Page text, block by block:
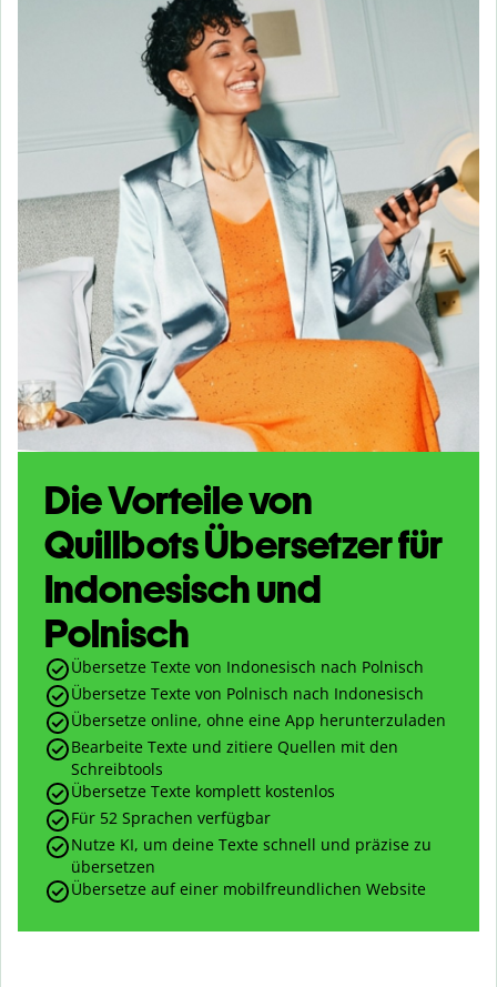
Die Vorteile von
Quillbots Übersetzer für
Indonesisch und
Polnisch
Übersetze Texte von Indonesisch nach Polnisch
Übersetze Texte von Polnisch nach Indonesisch
Übersetze online, ohne eine App herunterzuladen
Bearbeite Texte und zitiere Quellen mit den
Schreibtools
Übersetze Texte komplett kostenlos
Für 52 Sprachen verfügbar
Nutze KI, um deine Texte schnell und präzise zu
übersetzen
Übersetze auf einer mobilfreundlichen Website